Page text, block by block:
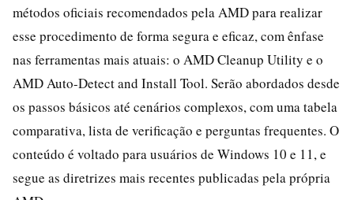
métodos oficiais recomendados pela AMD para realizar
esse procedimento de forma segura e eficaz, com ênfase
nas ferramentas mais atuais: o AMD Cleanup Utility e o
AMD Auto-Detect and Install Tool. Serão abordados desde
os passos básicos até cenários complexos, com uma tabela
comparativa, lista de verificação e perguntas frequentes. O
conteúdo é voltado para usuários de Windows 10 e 11, e
segue as diretrizes mais recentes publicadas pela própria